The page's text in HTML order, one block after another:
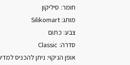
חומר: סיליקון
מותג: Silikomart
צבע: כתום
סדרה: Classic
אופן הניקוי: ניתן להכניס